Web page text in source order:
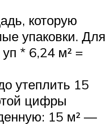
которую
упаковки. Для
* 6,24 м² =
утеплить 15
цифры
15 м² —